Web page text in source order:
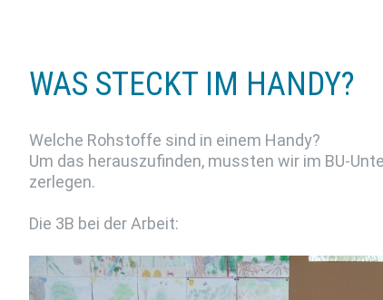
WAS STECKT IM HANDY?
Welche Rohstoffe sind in einem Handy?
Um das herauszufinden, mussten wir im BU-
zerlegen.
Die 3B bei der Arbeit: